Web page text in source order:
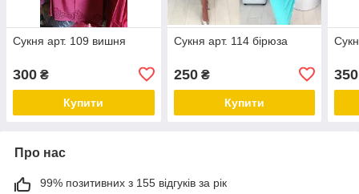
Сукня арт. 109 вишня
300 ₴
Купити
Сукня арт. 114 бірюза
250₴
Купити
350
Про нас
99% позитивних з 155 відгуків за рік